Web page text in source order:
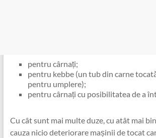
pentru cârnați;
pentru kebbe (un tub din carne
pentru umplere);
pentru cârnați cu posibilitatea de a
Cu cât sunt mai multe duze, cu atât mai
cauza nicio deteriorare mașinii de tocat